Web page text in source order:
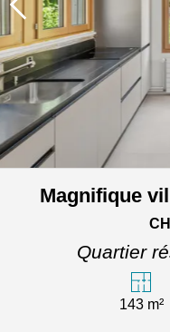
Magnifique
Quartier
143 m²